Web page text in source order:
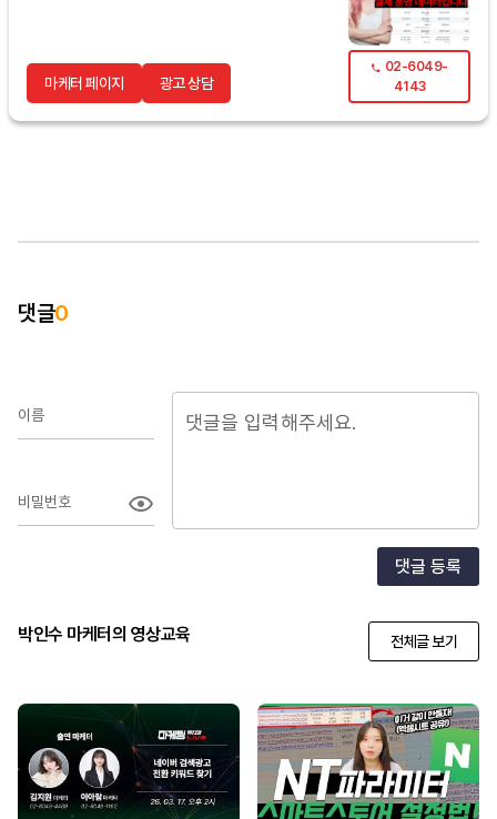
마케터 페이지 광고 상담
02-6049-
4143
댓글0
이름
비밀번호
댓글 등록
박인수 마케터의 영상교육 전체글 보기